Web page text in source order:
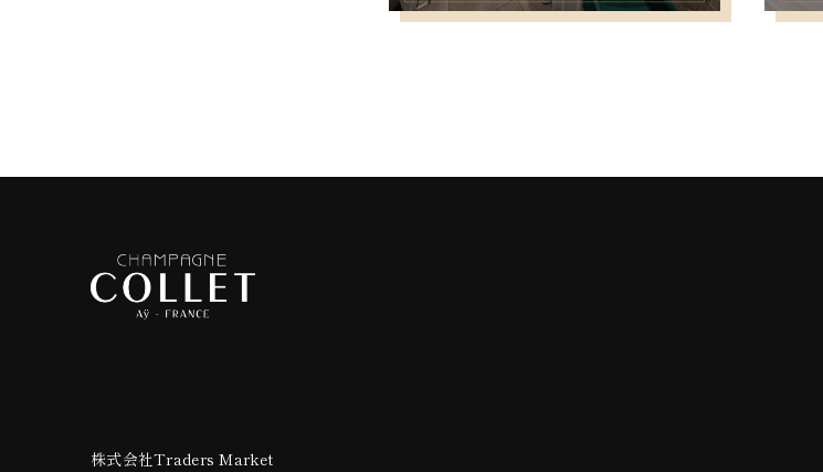
株式会社Traders Market